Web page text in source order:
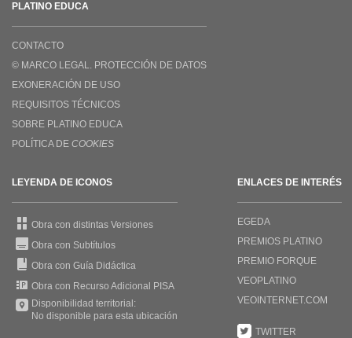
PLATINO EDUCA
CONTACTO
© MARCO LEGAL. PROTECCIÓN DE DATOS
EXONERACIÓN DE USO
REQUISITOS TÉCNICOS
SOBRE PLATINO EDUCA
POLÍTICA DE COOKIES
LEYENDA DE ICONOS
Obra con distintas Versiones
Obra con Subtítulos
Obra con Guía Didáctica
Obra con Recurso Adicional PISA
Disponibilidad territorial:
No disponible para esta ubicación
ENLACES DE INTERÉS
EGEDA
PREMIOS PLATINO
PREMIO FORQUE
VEOPLATINO
VEOINTERNET.COM
TWITTER